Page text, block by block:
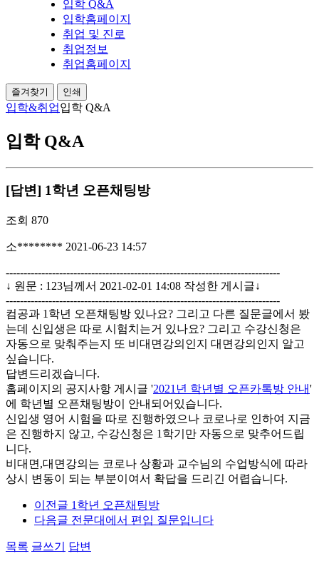
입학 Q&A
입학홈페이지
취업 및 진로
취업정보
취업홈페이지
즐겨찾기 인쇄
입학&취업입학 Q&A
입학 Q&A
[답변] 1학년 오픈채팅방
조회 870
소******** 2021-06-23 14:57
-----------------------------------------------------------------------------
↓ 원문 : 123님께서 2021-02-01 14:08 작성한 게시글↓
-----------------------------------------------------------------------------
컴공과 1학년 오픈채팅방 있나요? 그리고 다른 질문글에서 봤
는데 신입생은 따로 시험치는거 있나요? 그리고 수강신청은
자동으로 맞춰주는지 또 비대면강의인지 대면강의인지 알고
싶습니다.
답변드리겠습니다.
홈페이지의 공지사항 게시글 '2021년 학년별 오픈카톡방 안내'
에 학년별 오픈채팅방이 안내되어있습니다.
신입생 영어 시험을 따로 진행하였으나 코로나로 인하여 지금
은 진행하지 않고, 수강신청은 1학기만 자동으로 맞추어드립
니다.
비대면,대면강의는 코로나 상황과 교수님의 수업방식에 따라
상시 변동이 되는 부분이여서 확답을 드리긴 어렵습니다.
이전글 1학년 오픈채팅방
다음글 전문대에서 편입 질문입니다
목록 글쓰기 답변